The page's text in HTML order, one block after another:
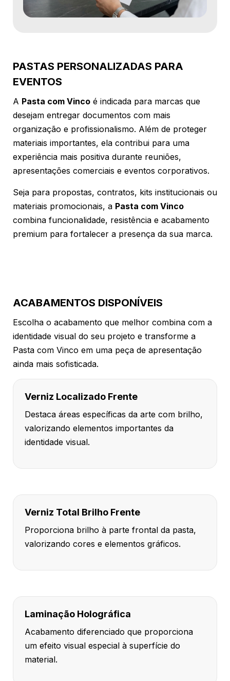
PASTAS PERSONALIZADAS PARA
EVENTOS
A Pasta com Vinco é indicada para marcas que
desejam entregar documentos com mais
organização e profissionalismo. Além de proteger
materiais importantes, ela contribui para uma
experiência mais positiva durante reuniões,
apresentações comerciais e eventos corporativos.
Seja para propostas, contratos, kits institucionais ou
materiais promocionais, a Pasta com Vinco
combina funcionalidade, resistência e acabamento
premium para fortalecer a presença da sua marca.
ACABAMENTOS DISPONÍVEIS
Escolha o acabamento que melhor combina com a
identidade visual do seu projeto e transforme a
Pasta com Vinco em uma peça de apresentação
ainda mais sofisticada.
Verniz Localizado Frente
Destaca áreas específicas da arte com brilho,
valorizando elementos importantes da
identidade visual.
Verniz Total Brilho Frente
Proporciona brilho à parte frontal da pasta,
valorizando cores e elementos gráficos.
Laminação Holográfica
Acabamento diferenciado que proporciona
um efeito visual especial à superfície do
material.